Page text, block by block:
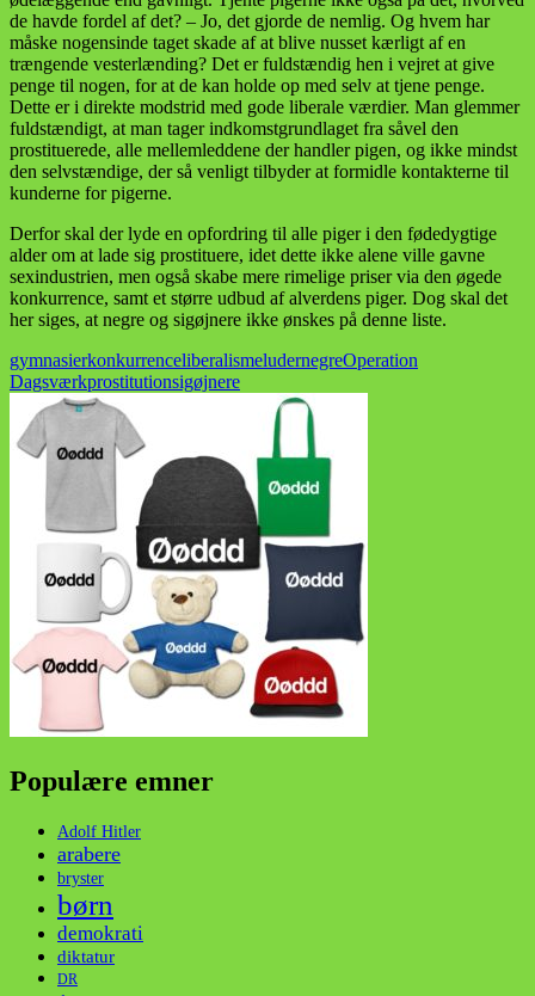
de havde fordel af det? – Jo, det gjorde de nemlig. Og hvem har
måske nogensinde taget skade af at blive nusset kærligt af en
trængende vesterlænding? Det er fuldstændig hen i vejret at give
penge til nogen, for at de kan holde op med selv at tjene penge.
Dette er i direkte modstrid med gode liberale værdier. Man glemmer
fuldstændigt, at man tager indkomstgrundlaget fra såvel den
prostituerede, alle mellemleddene der handler pigen, og ikke mindst
den selvstændige, der så venligt tilbyder at formidle kontakterne til
kunderne for pigerne.
Derfor skal der lyde en opfordring til alle piger i den fødedygtige
alder om at lade sig prostituere, idet dette ikke alene ville gavne
sexindustrien, men også skabe mere rimelige priser via den øgede
konkurrence, samt et større udbud af alverdens piger. Dog skal det
her siges, at negre og sigøjnere ikke ønskes på denne liste.
gymnasierkonkurrenceliberalismeludernegreOperation
Dagsværkprostitutionsigøjnere
Populære emner
Adolf Hitler
arabere
bryster
børn
demokrati
diktatur
DR